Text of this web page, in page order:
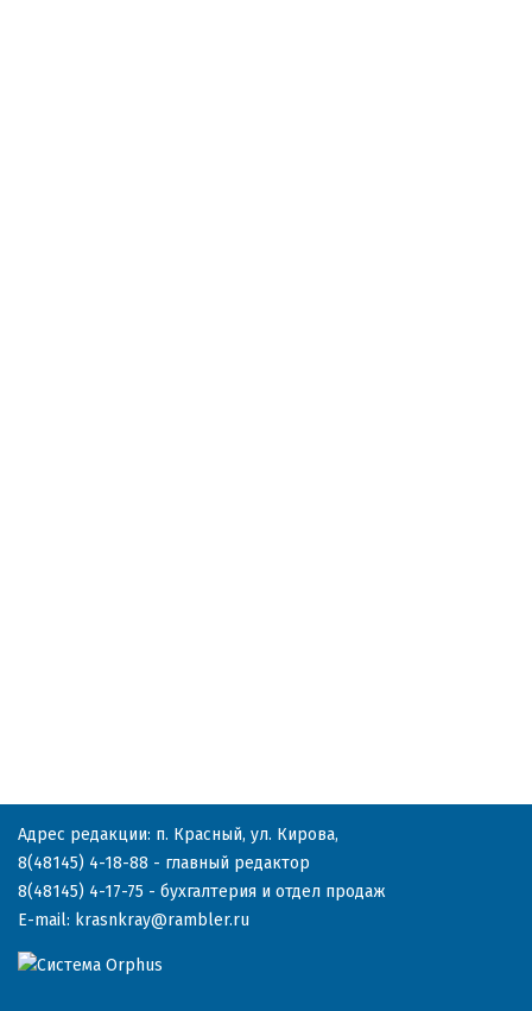
Адрес редакции: п. Красный, ул. Кирова,
8(48145) 4-18-88 - главный редактор
8(48145) 4-17-75 - бухгалтерия и отдел продаж
E-mail: krasnkray@rambler.ru